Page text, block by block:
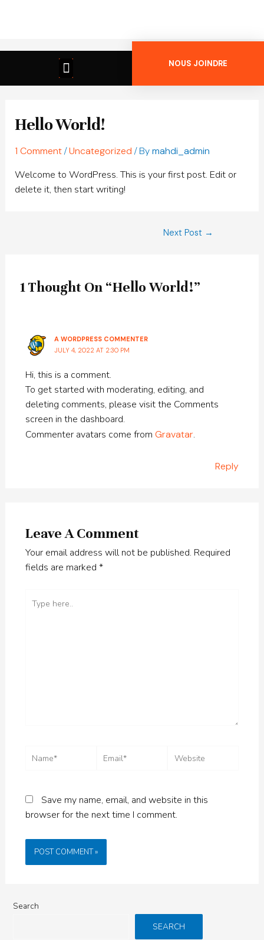
NOUS JOINDRE
Hello World!
1 Comment/Uncategorized/ Bymahdi_admin
Welcome to WordPress. This is your first post. Edit or
delete it, then start writing!
Next Post →
1 Thought On “Hello World!”
A WORDPRESS COMMENTER
JULY 4, 2022 AT 2:30 PM
Hi, this is a comment.
To get started with moderating, editing, and
deleting comments, please visit the Comments
screen in the dashboard.
Commenter avatars come from Gravatar.
Reply
Leave A Comment
Your email address will not be published. Required
fields are marked *
Save my name, email, and website in this
browser for the next time I comment.
Search
SEARCH